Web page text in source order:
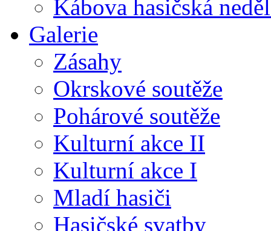
Kábova hasičská
Galerie
Zásahy
Okrskové soutěže
Pohárové soutěže
Kulturní akce II
Kulturní akce I
Mladí hasiči
Hasičské svatby